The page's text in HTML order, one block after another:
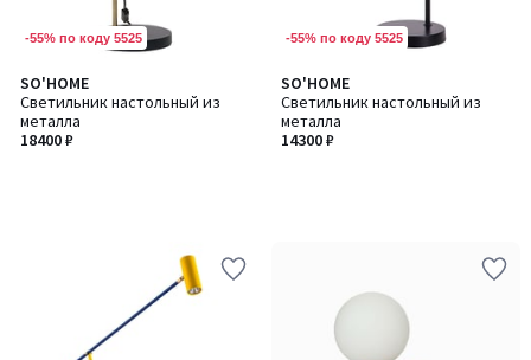
-55% по коду 5525
SO'HOME
Светильник настольный из
металла
18400 ₽
-55% по коду 5525
SO'HOME
Светильник настольный из
металла
14300 ₽